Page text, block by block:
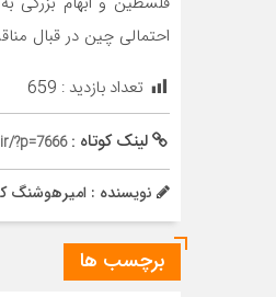
احتمالی چین در قبال
تعداد بازدید : 659
لینک کوتاه :?p=7666
نویسنده : امیرهوشنگ
برچسب ها